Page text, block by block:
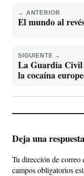
← ANTERIOR
El mundo al
SIGUIENTE →
La Guardia Civil
la cocaína
Deja una respuesta
Tu dirección de correo
campos obligatorios